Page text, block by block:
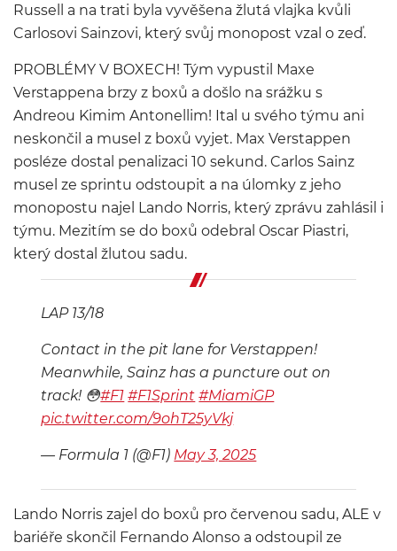
Russell a na trati byla vyvěšena žlutá vlajka kvůli
Carlosovi Sainzovi, který svůj monopost vzal o zeď.
PROBLÉMY V BOXECH! Tým vypustil Maxe
Verstappena brzy z boxů a došlo na srážku s
Andreou Kimim Antonellim! Ital u svého týmu ani
neskončil a musel z boxů vyjet. Max Verstappen
posléze dostal penalizaci 10 sekund. Carlos Sainz
musel ze sprintu odstoupit a na úlomky z jeho
monopostu najel Lando Norris, který zprávu zahlásil i
týmu. Mezitím se do boxů odebral Oscar Piastri,
který dostal žlutou sadu.
LAP 13/18
Contact in the pit lane for Verstappen!
Meanwhile, Sainz has a puncture out on
track! 😳#F1 #F1Sprint #MiamiGP
pic.twitter.com/9ohT25yVkj
— Formula 1 (@F1) May 3, 2025
Lando Norris zajel do boxů pro červenou sadu, ALE v
bariéře skončil Fernando Alonso a odstoupil ze